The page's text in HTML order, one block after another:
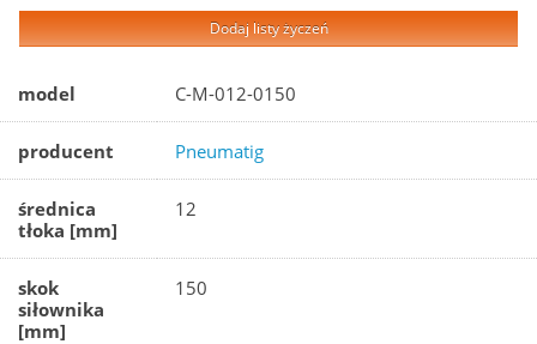
Dodaj listy życzeń
model C-M-012-0150
producent Pneumatig
średnica
tłoka [mm]
12
skok
siłownika
[mm]
150